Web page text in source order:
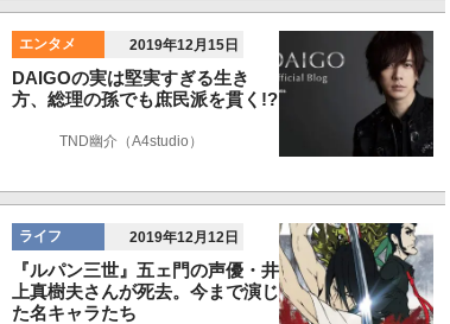
エンタメ 2019年12月15日
DAIGOの実は堅実すぎる生き
方、総理の孫でも庶民派を貫く!?
TND幽介（A4studio）
ライフ 2019年12月12日
『ルパン三世』五ェ門の声優・井
上真樹夫さんが死去。今まで演じ
た名キャラたち